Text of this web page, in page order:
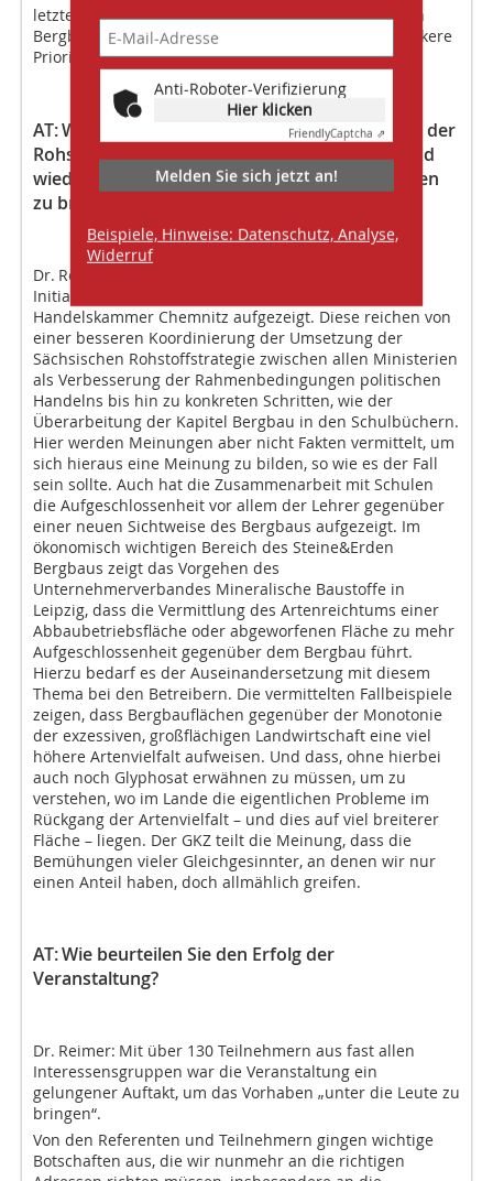
letztere zeigen im Bereich der Förderung des aktiven
Bergbaus noch großen Nachholbedarf und eine stärkere
Priorisierung.
AT:Welche Möglichkeiten sehen Sie, das Image der
Rohstoff-gewinnenden Industrie in Deutschland
wieder positiv in das Bewusstsein der Menschen
zu bringen?
Dr. Reimer:
Initiativen des GKZ und der Industrie- und
Handelskammer Chemnitz aufgezeigt. Diese reichen von
einer besseren Koordinierung der Umsetzung der
Sächsischen Rohstoffstrategie zwischen allen Ministerien
als Verbesserung der Rahmenbedingungen politischen
Handelns bis hin zu konkreten Schritten, wie der
Überarbeitung der Kapitel Bergbau in den Schulbüchern.
Hier werden Meinungen aber nicht Fakten vermittelt, um
sich hieraus eine Meinung zu bilden, so wie es der Fall
sein sollte. Auch hat die Zusammenarbeit mit Schulen
die Aufgeschlossenheit vor allem der Lehrer gegenüber
einer neuen Sichtweise des Bergbaus aufgezeigt. Im
ökonomisch wichtigen Bereich des Steine&Erden
Bergbaus zeigt das Vorgehen des
Unternehmerverbandes Mineralische Baustoffe in
Leipzig, dass die Vermittlung des Artenreichtums einer
Abbaubetriebsfläche oder abgeworfenen Fläche zu mehr
Aufgeschlossenheit gegenüber dem Bergbau führt.
Hierzu bedarf es der Auseinandersetzung mit diesem
Thema bei den Betreibern. Die vermittelten Fallbeispiele
zeigen, dass Bergbauflächen gegenüber der Monotonie
der exzessiven, großflächigen Landwirtschaft eine viel
höhere Artenvielfalt aufweisen. Und dass, ohne hierbei
auch noch Glyphosat erwähnen zu müssen, um zu
verstehen, wo im Lande die eigentlichen Probleme im
Rückgang der Artenvielfalt – und dies auf viel breiterer
Fläche – liegen. Der GKZ teilt die Meinung, dass die
Bemühungen vieler Gleichgesinnter, an denen wir nur
einen Anteil haben, doch allmählich greifen.
AT:Wie beurteilen Sie den Erfolg der
Veranstaltung?
Dr. Reimer: Mit über 130 Teilnehmern aus fast allen
Interessensgruppen war die Veranstaltung ein
gelungener Auftakt, um das Vorhaben „unter die Leute zu
bringen“.
Von den Referenten und Teilnehmern gingen wichtige
Botschaften aus, die wir nunmehr an die richtigen
Anti-Roboter-Verifizierung
Hier klicken
FriendlyCaptcha ⇗
Melden Sie sich jetzt an!
Beispiele, Hinweise: Datenschutz, Analyse,
Widerruf